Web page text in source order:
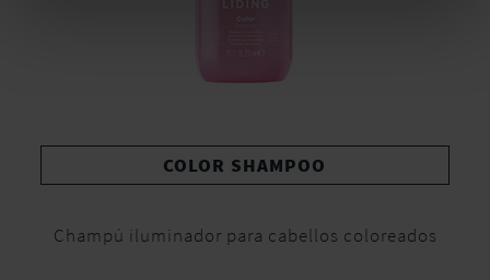
COLOR SHAMPOO
Champú iluminador para cabellos coloreados